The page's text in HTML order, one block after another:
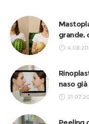
grande,
naso